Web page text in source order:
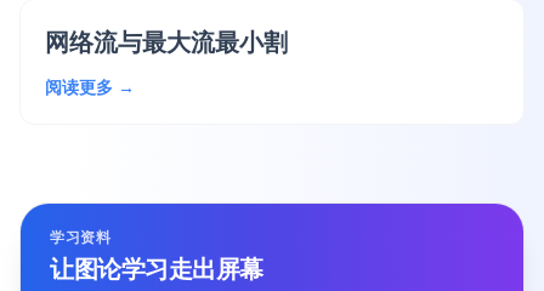
网络流与最大流最小割
阅读更多 →
学习资料
让图论学习走出屏幕